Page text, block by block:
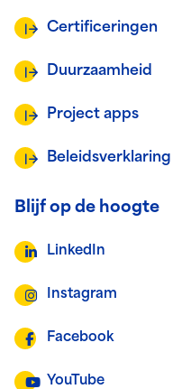
Certificeringen
Duurzaamheid
Project apps
Beleidsverklaring
Blijf op de hoogte
LinkedIn
Instagram
Facebook
YouTube